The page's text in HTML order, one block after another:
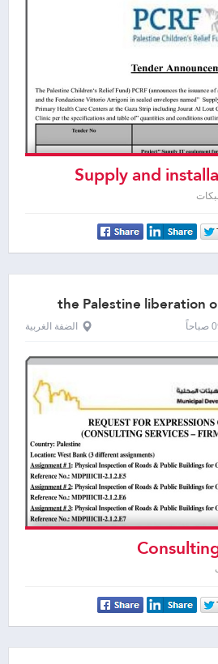
Supply and
equipment for
the Palestine liberation
الضفة الغربية